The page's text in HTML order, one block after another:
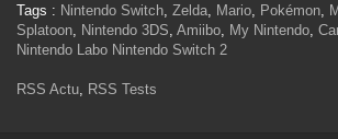
Tags : Nintendo Switch, Zelda, Mario, Pokémon,
Splatoon, Nintendo 3DS, Amiibo, My Nintendo,
Nintendo Labo Nintendo Switch 2
RSS Actu, RSS Tests